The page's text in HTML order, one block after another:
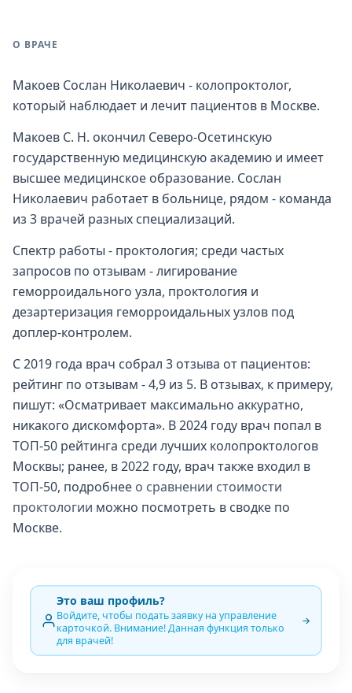
О ВРАЧЕ
Макоев Сослан Николаевич - колопроктолог,
который наблюдает и лечит пациентов в Москве.
Макоев С. Н. окончил Северо-Осетинскую
государственную медицинскую академию и имеет
высшее медицинское образование. Сослан
Николаевич работает в больнице, рядом - команда
из 3 врачей разных специализаций.
Спектр работы - проктология; среди частых
запросов по отзывам - лигирование
геморроидального узла, проктология и
дезартеризация геморроидальных узлов под
доплер-контролем.
С 2019 года врач собрал 3 отзыва от пациентов:
рейтинг по отзывам - 4,9 из 5. В отзывах, к примеру,
пишут: «Осматривает максимально аккуратно,
никакого дискомфорта». В 2024 году врач попал в
ТОП-50 рейтинга среди лучших колопроктологов
Москвы; ранее, в 2022 году, врач также входил в
ТОП-50, подробнее о сравнении стоимости
проктологии можно посмотреть в сводке по
Москве.
Это ваш профиль?
Войдите, чтобы подать заявку на управление
карточкой. Внимание! Данная функция только
для врачей!